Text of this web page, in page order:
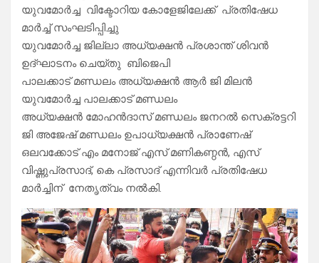
യുവമോർച്ച വിക്ടോറിയ കോളേജിലേക്ക് പ്രതിഷേധ
മാർച്ച് സംഘടിപ്പിച്ചു
യുവമോർച്ച ജില്ലാ അധ്യക്ഷൻ പ്രശാന്ത് ശിവൻ
ഉദ്ഘാടനം ചെയ്തു ബിജെപി
പാലക്കാട് മണ്ഡലം അധ്യക്ഷൻ ആർ ജി മിലൻ
യുവമോർച്ച പാലക്കാട് മണ്ഡലം
അധ്യക്ഷൻ മോഹൻദാസ് മണ്ഡലം ജനറൽ സെക്രട്ടറി
ജി അജേഷ് മണ്ഡലം ഉപാധ്യക്ഷൻ പ്രാണേഷ്
ഒലവക്കോട് എം മനോജ് എസ് മണികണ്ഠൻ, എസ്
വിഷ്ണുപ്രസാദ്, കെ പ്രസാദ് എന്നിവർ പ്രതിഷേധ
മാർച്ചിന് നേതൃത്വം നൽകി.